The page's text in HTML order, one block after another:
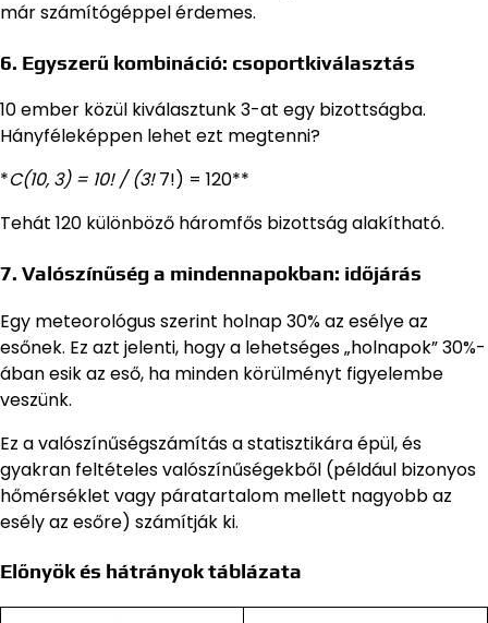
már számítógéppel érdemes.
6. Egyszerű kombináció: csoportkiválasztás
10 ember közül kiválasztunk 3-at egy bizottságba.
Hányféleképpen lehet ezt megtenni?
*C(10, 3) = 10! / (3!7!) = 120**
Tehát 120 különböző háromfős bizottság alakítható.
7. Valószínűség a mindennapokban: időjárás
Egy meteorológus szerint holnap 30% az esélye az
esőnek. Ez azt jelenti, hogy a lehetséges „holnapok” 30%-
ában esik az eső, ha minden körülményt figyelembe
veszünk.
Ez a valószínűségszámítás a statisztikára épül, és
gyakran feltételes valószínűségekből (például bizonyos
hőmérséklet vagy páratartalom mellett nagyobb az
esély az esőre) számítják ki.
Előnyök és hátrányok táblázata